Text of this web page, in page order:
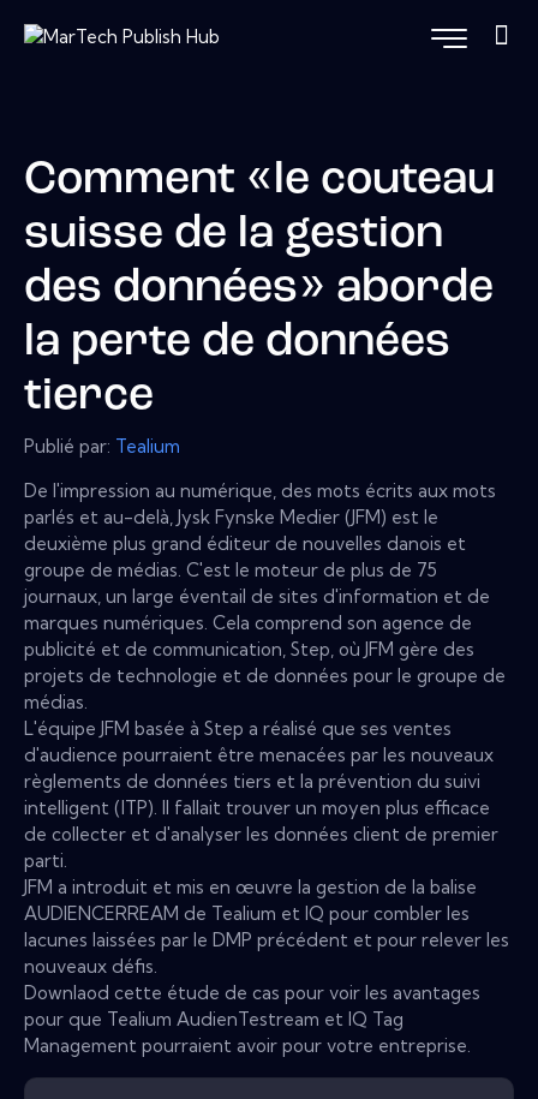
Comment «le couteau
suisse de la gestion
des données» aborde
la perte de données
tierce
Publié par: Tealium
De l'impression au numérique, des mots écrits aux mots
parlés et au-delà, Jysk Fynske Medier (JFM) est le
deuxième plus grand éditeur de nouvelles danois et
groupe de médias. C'est le moteur de plus de 75
journaux, un large éventail de sites d'information et de
marques numériques. Cela comprend son agence de
publicité et de communication, Step, où JFM gère des
projets de technologie et de données pour le groupe de
médias.
L'équipe JFM basée à Step a réalisé que ses ventes
d'audience pourraient être menacées par les nouveaux
règlements de données tiers et la prévention du suivi
intelligent (ITP). Il fallait trouver un moyen plus efficace
de collecter et d'analyser les données client de premier
parti.
JFM a introduit et mis en œuvre la gestion de la balise
AUDIENCERREAM de Tealium et IQ pour combler les
lacunes laissées par le DMP précédent et pour relever les
nouveaux défis.
Downlaod cette étude de cas pour voir les avantages
pour que Tealium AudienTestream et IQ Tag
Management pourraient avoir pour votre entreprise.